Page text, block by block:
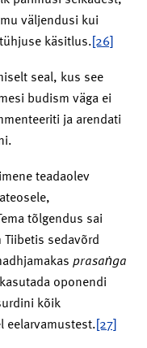
väljendusi kui
käsitlus.[26]
seal, kus see
budism väga ei
ja arendati
teadaolev
tõlgendus sai
sedavõrd
prasaṅga
oponendi
kõik
eelarvamustest.[27]